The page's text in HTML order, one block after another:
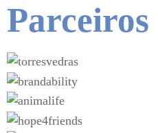
Parceiros